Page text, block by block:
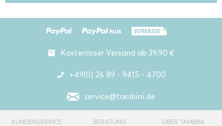
Kostenloser Versand ab 39,90 €
+49(0) 26 89 - 9415 - 4700
service@tambini.de
KUNDENSERVICE BERATUNG ÜBER TAMBINI